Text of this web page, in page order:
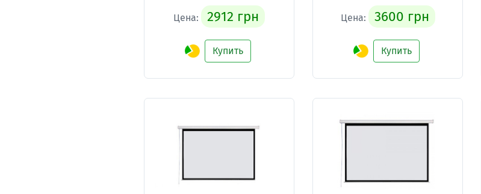
Цена: 2912 грн
Купить
Цена: 3600 грн
Купить